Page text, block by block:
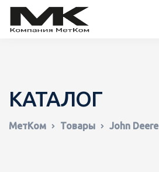
КАТАЛОГ
МетКом Товары John Deere